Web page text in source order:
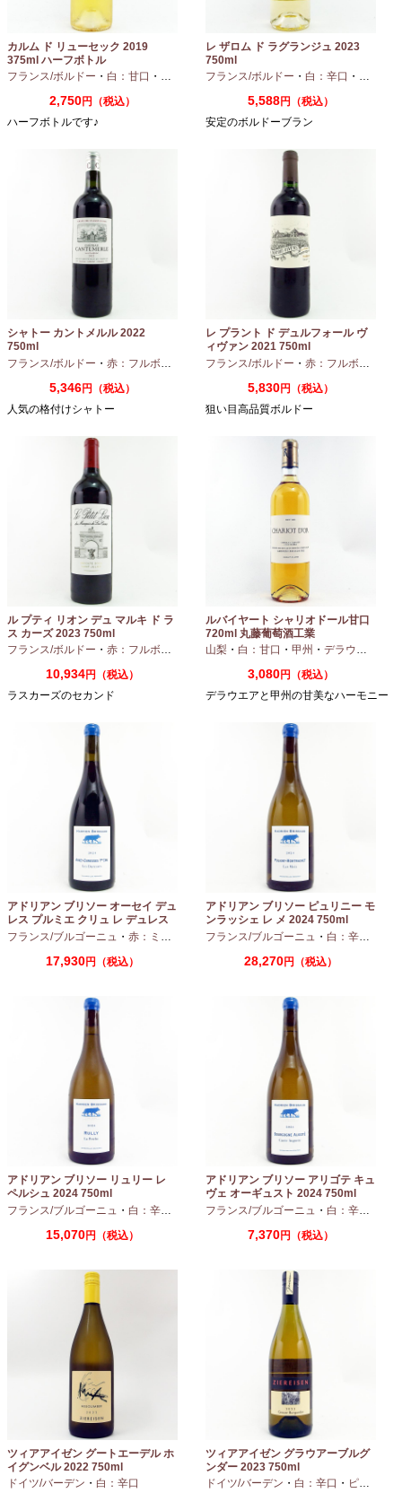
カルム ド リューセック 2019
375ml ハーフボトル
フランス/ボルドー ・ 白：甘口 ・ セミヨン ・ソーヴィニオンブラン
2,750円（税込）
ハーフボトルです♪
レ ザロム ド ラグランジュ 2023
750ml
フランス/ボルドー ・ 白：辛口 ・ セミヨン
5,588円（税込）
安定のボルドーブラン
シャトー カントメルル 2022
750ml
フランス/ボルドー ・ 赤：フルボディ カベルネ・カベルネフラン ・プティヴェル
5,346円（税込）
人気の格付けシャトー
レ プラント ド デュルフォール ヴ
ィヴァン 2021 750ml
フランス/ボルドー ・ 赤：フルボディ
5,830円（税込）
狙い目高品質ボルドー
ル プティ リオン デュ マルキ ド ラ
ス カーズ 2023 750ml
フランス/ボルドー ・ 赤：フルボディ
10,934円（税込）
ラスカーズのセカンド
ルバイヤート シャリオドール甘口
720ml 丸藤葡萄酒工業
山梨 ・ 白：甘口 ・ 甲州 ・ デラウエア
3,080円（税込）
デラウエアと甲州の甘美なハーモニー
アドリアン ブリソー オーセイ デュ
レス プルミエ クリュ レ デュレス
2024 750ml
フランス/ブルゴーニュ ・ 赤：ミディアムボディ ・ピノノワール
17,930円（税込）
アドリアン ブリソー ピュリニー モ
ンラッシェ レ メ 2024 750ml
フランス/ブルゴーニュ ・ 白：辛口
28,270円（税込）
アドリアン ブリソー リュリー レ
ペルシュ 2024 750ml
フランス/ブルゴーニュ ・ 白：辛口 シャルドネ
15,070円（税込）
アドリアン ブリソー アリゴテ キュ
ヴェ オーギュスト 2024 750ml
フランス/ブルゴーニュ ・ 白：辛口
7,370円（税込）
ツィアアイゼン グートエーデル ホ
イグンベル 2022 750ml
ドイツ/バーデン ・ 白：辛口
ツィアアイゼン グラウアーブルグ
ンダー 2023 750ml
ドイツ/バーデン ・ 白：辛口 ・ ピノグリ